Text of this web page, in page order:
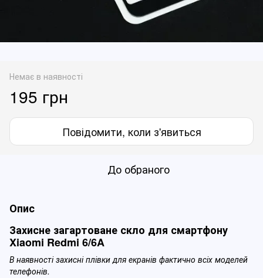
Немає в наявності
195 грн
Повідомити, коли з'явиться
До обраного
Опис
Захисне загартоване скло для смартфону
Xiaomi Redmi 6/6A
В наявності захисні плівки для екранів фактично всіх моделей
телефонів.